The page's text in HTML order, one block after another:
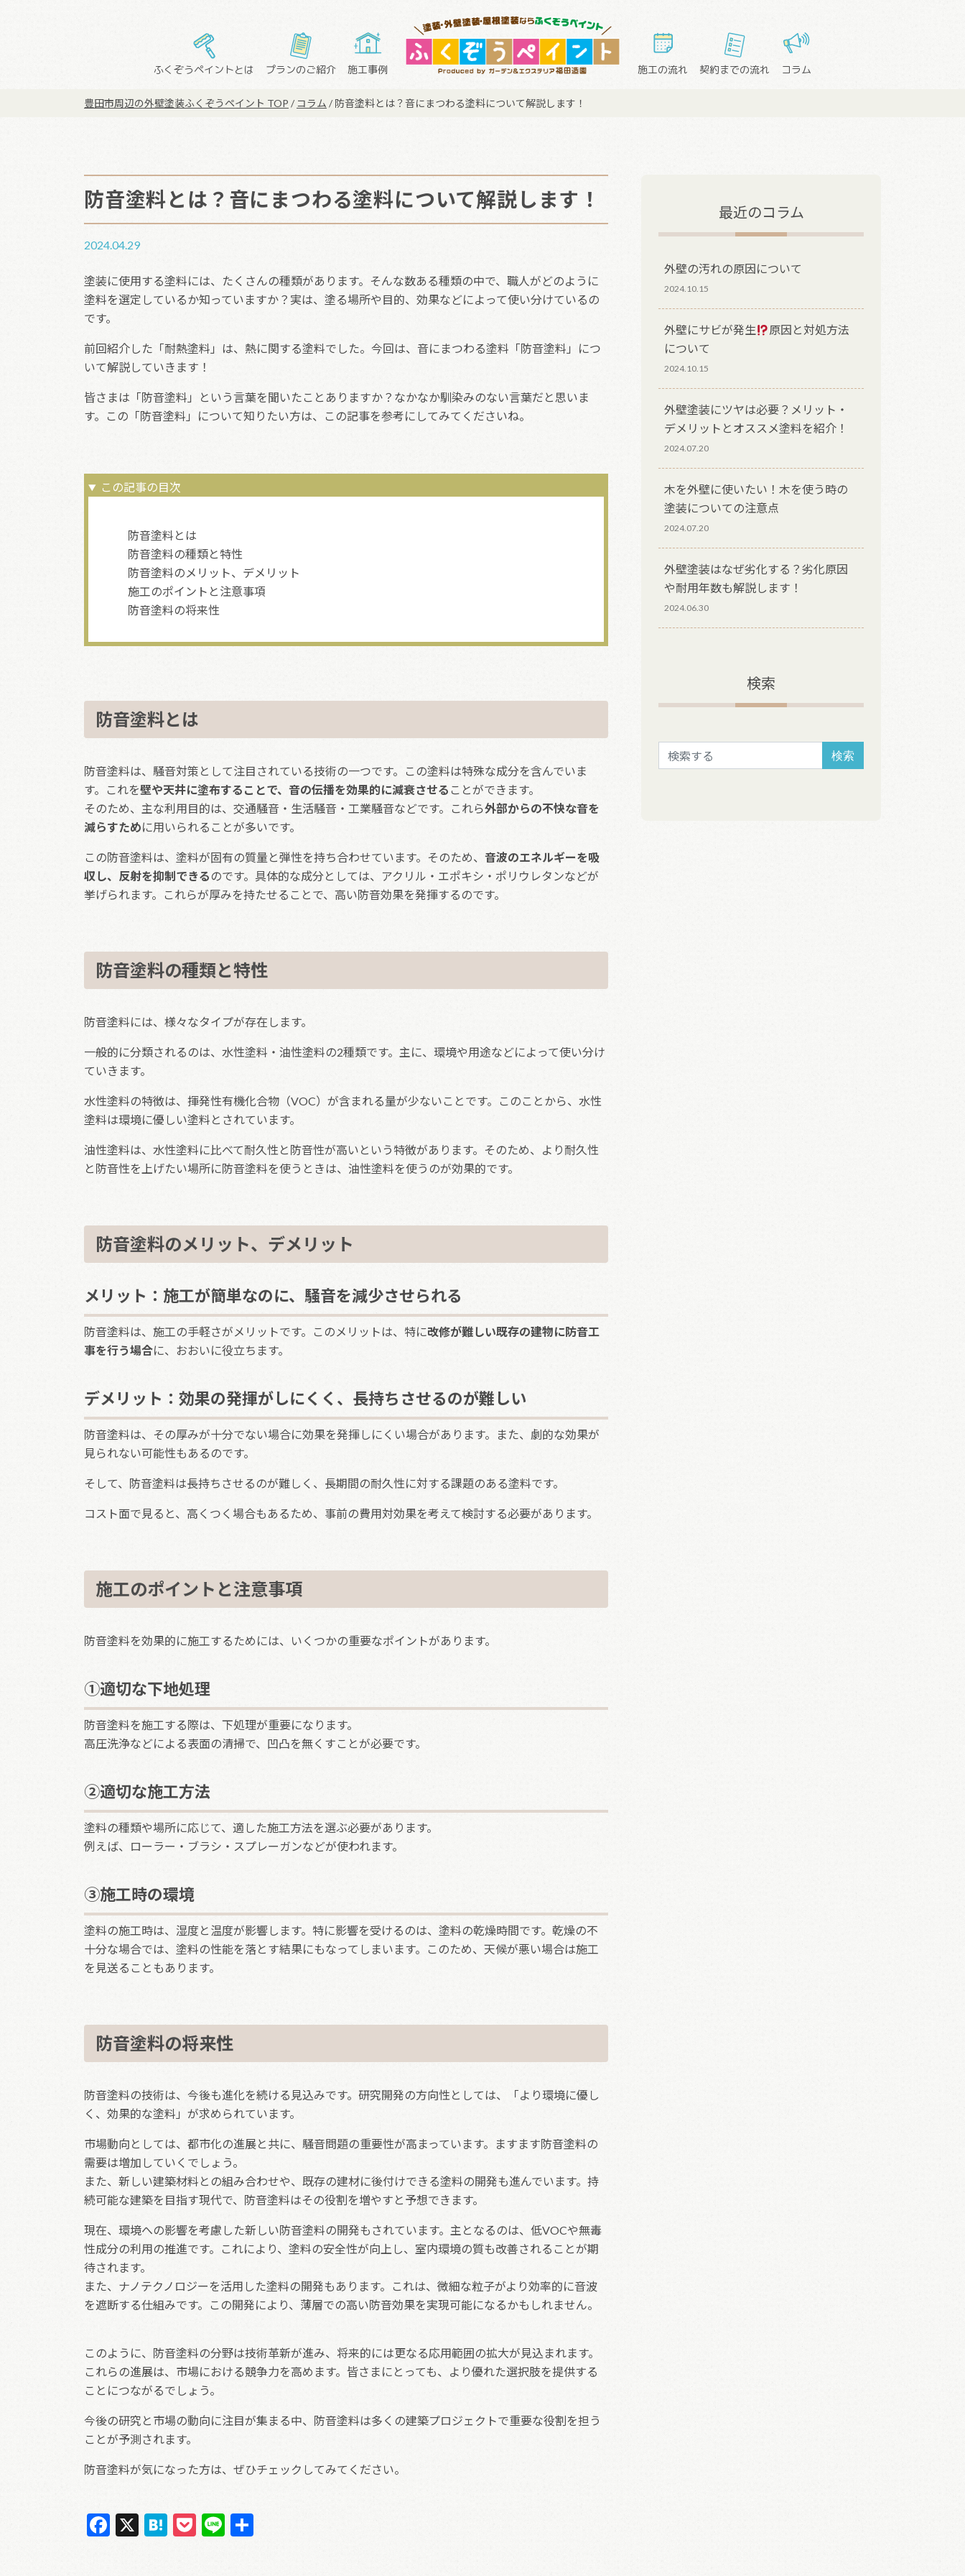
ふくぞうペイントとは
プランのご紹介 施工事例 施工の流れ 契約までの流れ コラム
豊田市周辺の外壁塗装ふくぞうペイント TOP / コラム / 防音塗料とは？音にまつわる塗料について解説します！
防音塗料とは？音にまつわる塗料について解説します！
2024.04.29
塗装に使用する塗料には、たくさんの種類があります。そんな数ある種類の中で、職人がどのように
塗料を選定しているか知っていますか？実は、塗る場所や目的、効果などによって使い分けているの
です。
前回紹介した「耐熱塗料」は、熱に関する塗料でした。今回は、音にまつわる塗料「防音塗料」につ
いて解説していきます！
皆さまは「防音塗料」という言葉を聞いたことありますか？なかなか馴染みのない言葉だと思いま
す。この「防音塗料」について知りたい方は、この記事を参考にしてみてくださいね。
この記事の目次
防音塗料とは
防音塗料の種類と特性
防音塗料のメリット、デメリット
施工のポイントと注意事項
防音塗料の将来性
防音塗料とは
防音塗料は、騒音対策として注目されている技術の一つです。この塗料は特殊な成分を含んでいま
す。これを壁や天井に塗布することで、音の伝播を効果的に減衰させる ことができます。
そのため、主な利用目的は、交通騒音・生活騒音・工業騒音などです。これら外部からの不快な音を
減らすために用いられることが多いです。
この防音塗料は、塗料が固有の質量と弾性を持ち合わせています。そのため、 音波のエネルギーを吸
収し、反射を抑制できる のです。具体的な成分としては、アクリル・エポキシ・ポリウレタンなどが
挙げられます。これらが厚みを持たせることで、高い防音効果を発揮するのです。
防音塗料の種類と特性
防音塗料には、様々なタイプが存在します。
一般的に分類されるのは、水性塗料・油性塗料の2種類です。主に、環境や用途などによって使い分け
ていきます。
水性塗料の特徴は、揮発性有機化合物（VOC）が含まれる量が少ないことです。このことから、水性
塗料は環境に優しい塗料とされています。
油性塗料は、水性塗料に比べて耐久性と防音性が高いという特徴があります。そのため、より耐久性
と防音性を上げたい場所に防音塗料を使うときは、油性塗料を使うのが効果的です。
防音塗料のメリット、デメリット
メリット：施工が簡単なのに、騒音を減少させられる
防音塗料は、施工の手軽さがメリットです。このメリットは、特に改修が難しい既存の建物に防音工
事を行う場合に、おおいに役立ちます。
デメリット：効果の発揮がしにくく、長持ちさせるのが難しい
防音塗料は、その厚みが十分でない場合に効果を発揮しにくい場合があります。また、劇的な効果が
見られない可能性もあるのです。
そして、防音塗料は長持ちさせるのが難しく、長期間の耐久性に対する課題のある塗料です。
コスト面で見ると、高くつく場合もあるため、事前の費用対効果を考えて検討する必要があります。
施工のポイントと注意事項
防音塗料を効果的に施工するためには、いくつかの重要なポイントがあります。
①適切な下地処理
防音塗料を施工する際は、下処理が重要になります。
高圧洗浄などによる表面の清掃で、凹凸を無くすことが必要です。
②適切な施工方法
塗料の種類や場所に応じて、適した施工方法を選ぶ必要があります。
例えば、ローラー・ブラシ・スプレーガンなどが使われます。
③施工時の環境
塗料の施工時は、湿度と温度が影響します。特に影響を受けるのは、塗料の乾燥時間です。乾燥の不
十分な場合では、塗料の性能を落とす結果にもなってしまいます。このため、天候が悪い場合は施工
を見送ることもあります。
防音塗料の将来性
防音塗料の技術は、今後も進化を続ける見込みです。研究開発の方向性としては、「より環境に優し
く、効果的な塗料」が求められています。
市場動向としては、都市化の進展と共に、騒音問題の重要性が高まっています。ますます防音塗料の
需要は増加していくでしょう。
また、新しい建築材料との組み合わせや、既存の建材に後付けできる塗料の開発も進んでいます。持
続可能な建築を目指す現代で、防音塗料はその役割を増やすと予想できます。
現在、環境への影響を考慮した新しい防音塗料の開発もされています。主となるのは、低VOCや無毒
性成分の利用の推進です。これにより、塗料の安全性が向上し、室内環境の質も改善されることが期
待されます。
また、ナノテクノロジーを活用した塗料の開発もあります。これは、微細な粒子がより効率的に音波
を遮断する仕組みです。この開発により、薄層での高い防音効果を実現可能になるかもしれません。
このように、防音塗料の分野は技術革新が進み、将来的には更なる応用範囲の拡大が見込まれます。
これらの進展は、市場における競争力を高めます。皆さまにとっても、より優れた選択肢を提供する
ことにつながるでしょう。
今後の研究と市場の動向に注目が集まる中、防音塗料は多くの建築プロジェクトで重要な役割を担う
ことが予測されます。
防音塗料が気になった方は、ぜひチェックしてみてください。
F
X
H P
Li
最近のコラム
外壁の汚れの原因について
2024.10.15
外壁にサビが発生
原因と対処方法
について
2024.10.15
外壁塗装にツヤは必要？メリット・
デメリットとオススメ塗料を紹介！
2024.07.20
木を外壁に使いたい！木を使う時の
塗装についての注意点
2024.07.20
外壁塗装はなぜ劣化する？劣化原因
や耐用年数も解説します！
2024.06.30
検索
検索